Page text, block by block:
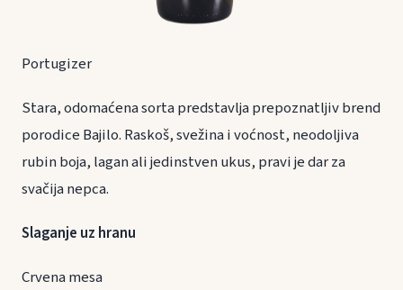
Portugizer
Stara, odomaćena sorta predstavlja prepoznatljiv brend
porodice Bajilo. Raskoš, svežina i voćnost, neodoljiva
rubin boja, lagan ali jedinstven ukus, pravi je dar za
svačija nepca.
Slaganje uz hranu
Crvena mesa